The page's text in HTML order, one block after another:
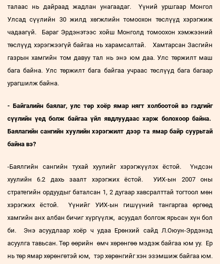
талаас нь дайраад жадлан унагаадаг. Үүний уршгаар Монгол
Улсад сүүлийн 30 жилд хөгжлийн томоохон төслүүд хэрэгжиж
чадаагүй. Бараг Эрдэнэтээс хойш Монголд томоохон хэмжээний
төслүүд хэрэгжээгүй байгаа нь харамсалтай. Хамтарсан Засгийн
газрын хамгийн том давуу тал нь энэ юм даа. Улс төржилт маш
бага байна. Улс төржилт бага байгаа учраас төслүүд бага багаар
урагшилж байна.
- Байгалийн баялаг, улс төр хоёр ямар нягт холбоотой вэ гэдгийг
сүүлийн үед болж байгаа үйл явдлуудаас харж болохоор байна.
Баялагийн сангийн хуулийн хэрэгжилт дээр та ямар байр суурьтай
байна вэ?
-Баялгийн сангийн тухай хуулийг хэрэгжүүлэх ёстой. Үндсэн
хуулийн 6.2 дахь заалт хэрэгжих ёстой. УИХ-ын 2007 оны
стратегийн ордуудыг баталсан 1, 2 дугаар хавсралттай тогтоол мөн
хэрэгжих ёстой. Үүнийг УИХ-ын гишүүний тангаргаа өргөөд
хамгийн анх албан бичиг хүргүүлж, асуудал болгож ярьсан хүн бол
би. Энэ асуудлаар хоёр ч удаа Ерөнхий сайд Л.Оюун-Эрдэнэд
асуулга тавьсан. Төр өөрийн өмч хөрөнгөө мэдэж байгаа юм уу. Ер
нь төр ямар хөрөнгөтэй юм, тэр хөрөнгийг хэн эзэмшиж байгаа юм.